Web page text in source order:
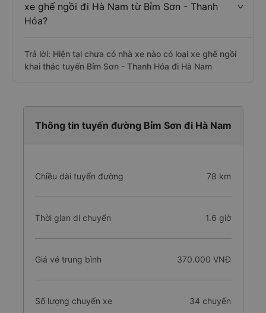
xe ghế ngồi đi Hà Nam từ Bỉm Sơn - Thanh
Hóa?
Trả lời: Hiện tại chưa có nhà xe nào có loại xe ghế ngồi
khai thác tuyến Bỉm Sơn - Thanh Hóa đi Hà Nam
Thông tin tuyến đường Bỉm Sơn đi Hà Nam
Chiều dài tuyến đường 78 km
Thời gian di chuyển 1.6 giờ
Giá vé trung bình 370.000 VNĐ
Số lượng chuyến xe 34 chuyến